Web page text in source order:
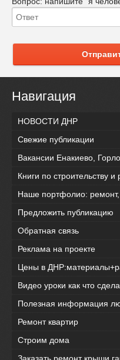
Навигация
НОВОСТИ ДНР
Свежие публикации
Вакансии Енакиево,
Книги по строительству и
Наше портфолио: ремонт,
Предложить публикацию
Обратная связь
Реклама на проекте
Цены в
Видео уроки как что
Полезная информация
Ремонт квартир
Строим дома
Заказать ремонт крыши